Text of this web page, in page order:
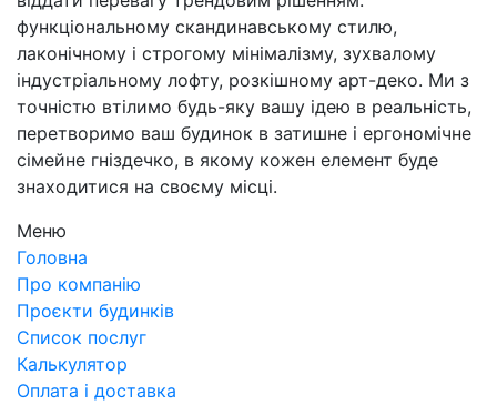
функціональному скандинавському стилю,
лаконічному і строгому мінімалізму, зухвалому
індустріальному лофту, розкішному арт-деко. Ми з
точністю втілимо будь-яку вашу ідею в реальність,
перетворимо ваш будинок в затишне і ергономічне
сімейне гніздечко, в якому кожен елемент буде
знаходитися на своєму місці.
Меню
Головна
Про компанію
Проєкти будинків
Список послуг
Калькулятор
Оплата і доставка